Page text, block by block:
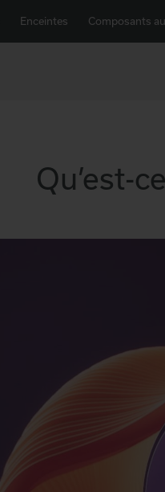
Enceintes Composants
Qu’est-